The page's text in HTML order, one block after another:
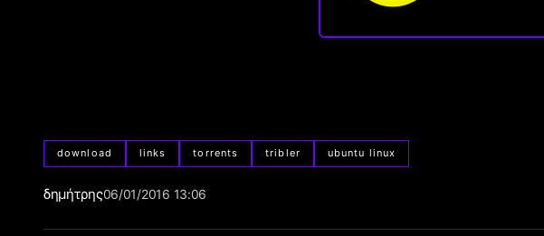
download links torrents tribler ubuntu linux
δημήτρης06/01/2016 13:06